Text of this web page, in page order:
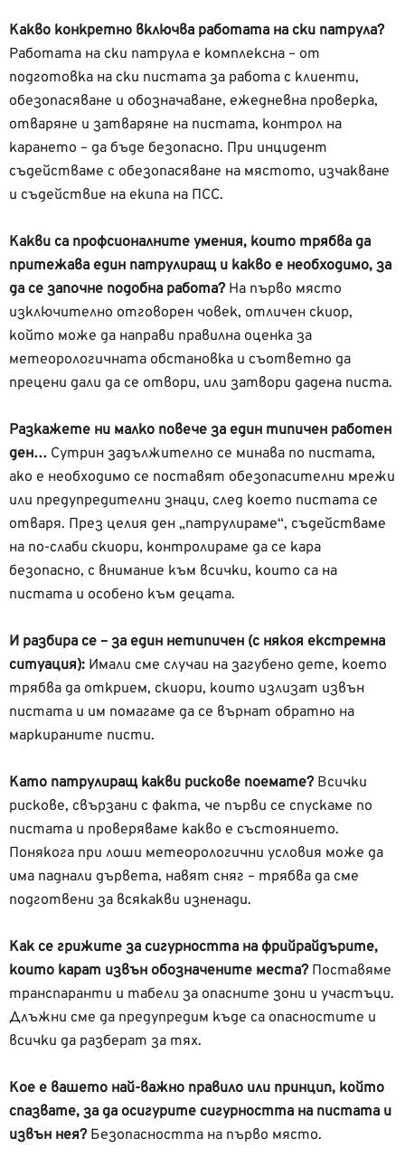
Какво конкретно включва работата на ски патрула?
Работата на ски патрула е комплексна – от
подготовка на ски пистата за работа с клиенти,
обезопасяване и обозначаване, ежедневна проверка,
отваряне и затваряне на пистата, контрол на
карането – да бъде безопасно. При инцидент
съдействаме с обезопасяване на мястото, изчакване
и съдействие на екипа на ПСС.
Какви са профсионалните умения, които трябва да
притежава един патрулиращ и какво е необходимо, за
да се започне подобна работа?На първо място
изключително отговорен човек, отличен скиор,
който може да направи правилна оценка за
метеорологичната обстановка и съответно да
прецени дали да се отвори, или затвори дадена писта.
Разкажете ни малко повече за един типичен работен
ден… Сутрин задължително се минава по пистата,
ако е необходимо се поставят обезопасителни мрежи
или предупредителни знаци, след което пистата се
отваря. През целия ден „патрулираме“, съдействаме
на по-слаби скиори, контролираме да се кара
безопасно, с внимание към всички, които са на
пистата и особено към децата.
И разбира се – за един нетипичен (с някоя екстремна
ситуация): Имали сме случаи на загубено дете, което
трябва да открием, скиори, които излизат извън
пистата и им помагаме да се върнат обратно на
маркираните писти.
Като патрулиращ какви рискове поемате? Всички
рискове, свързани с факта, че първи се спускаме по
пистата и проверяваме какво е състоянието.
Понякога при лоши метеорологични условия може да
има паднали дървета, навят сняг – трябва да сме
подготвени за всякакви изненади.
Как се грижите за сигурността на фрийрайдърите,
които карат извън обозначените места?Поставяме
транспаранти и табели за опасните зони и участъци.
Длъжни сме да предупредим къде са опасностите и
всички да разберат за тях.
Кое е вашето най-важно правило или принцип, който
спазвате, за да осигурите сигурността на пистата и
извън нея? Безопасността на първо място.